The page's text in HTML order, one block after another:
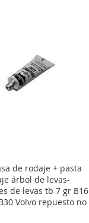
de rodaje + pasta
árbol de levas-
de levas tb 7 gr B16
Volvo repuesto no